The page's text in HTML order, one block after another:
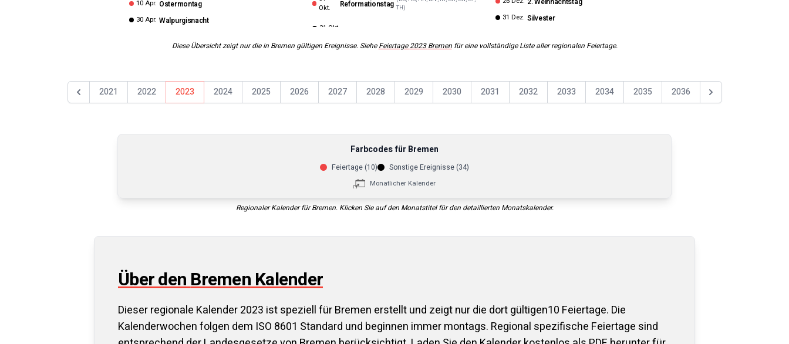
10 Apr. Ostermontag
30 Apr. Walpurgisnacht
Okt.
Reformationstag TH)
31 Dez. Silvester
Diese Übersicht zeigt nur die in Bremengültigen Ereignisse. Siehe Feiertage2023 Bremenfür eine vollständige Liste aller regionalen Feiertage.
Föregående år
2021 2022 2023 2024 2025 2026 2027 2028 2029 2030 2031 2032 2033 2034 2035 2036 Nästa år
Farbcodes für Bremen
Feiertage (10) Sonstige Ereignisse (34)
Monatlicher Kalender
Regionaler Kalender fürBremen. Klicken Sie auf den Monatstitel für den detaillierten Monatskalender.
Über denBremenKalender
Dieser regionale Kalender2023 ist speziell fürBremen erstellt und zeigt nur die dort gültigen10 Feiertage. Die
Kalenderwochen folgen dem ISO 8601 Standard und beginnen immer montags. Regional spezifische Feiertage sind